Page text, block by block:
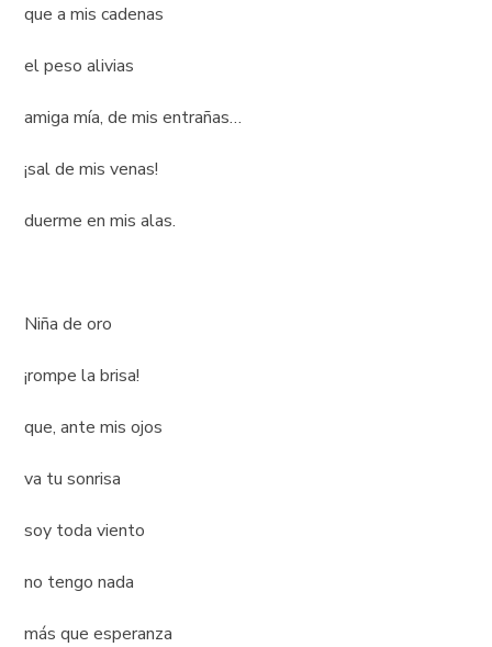
que a mis cadenas
el peso alivias
amiga mía, de mis entrañas…
¡sal de mis venas!
duerme en mis alas.
Niña de oro
¡rompe la brisa!
que, ante mis ojos
va tu sonrisa
soy toda viento
no tengo nada
más que esperanza